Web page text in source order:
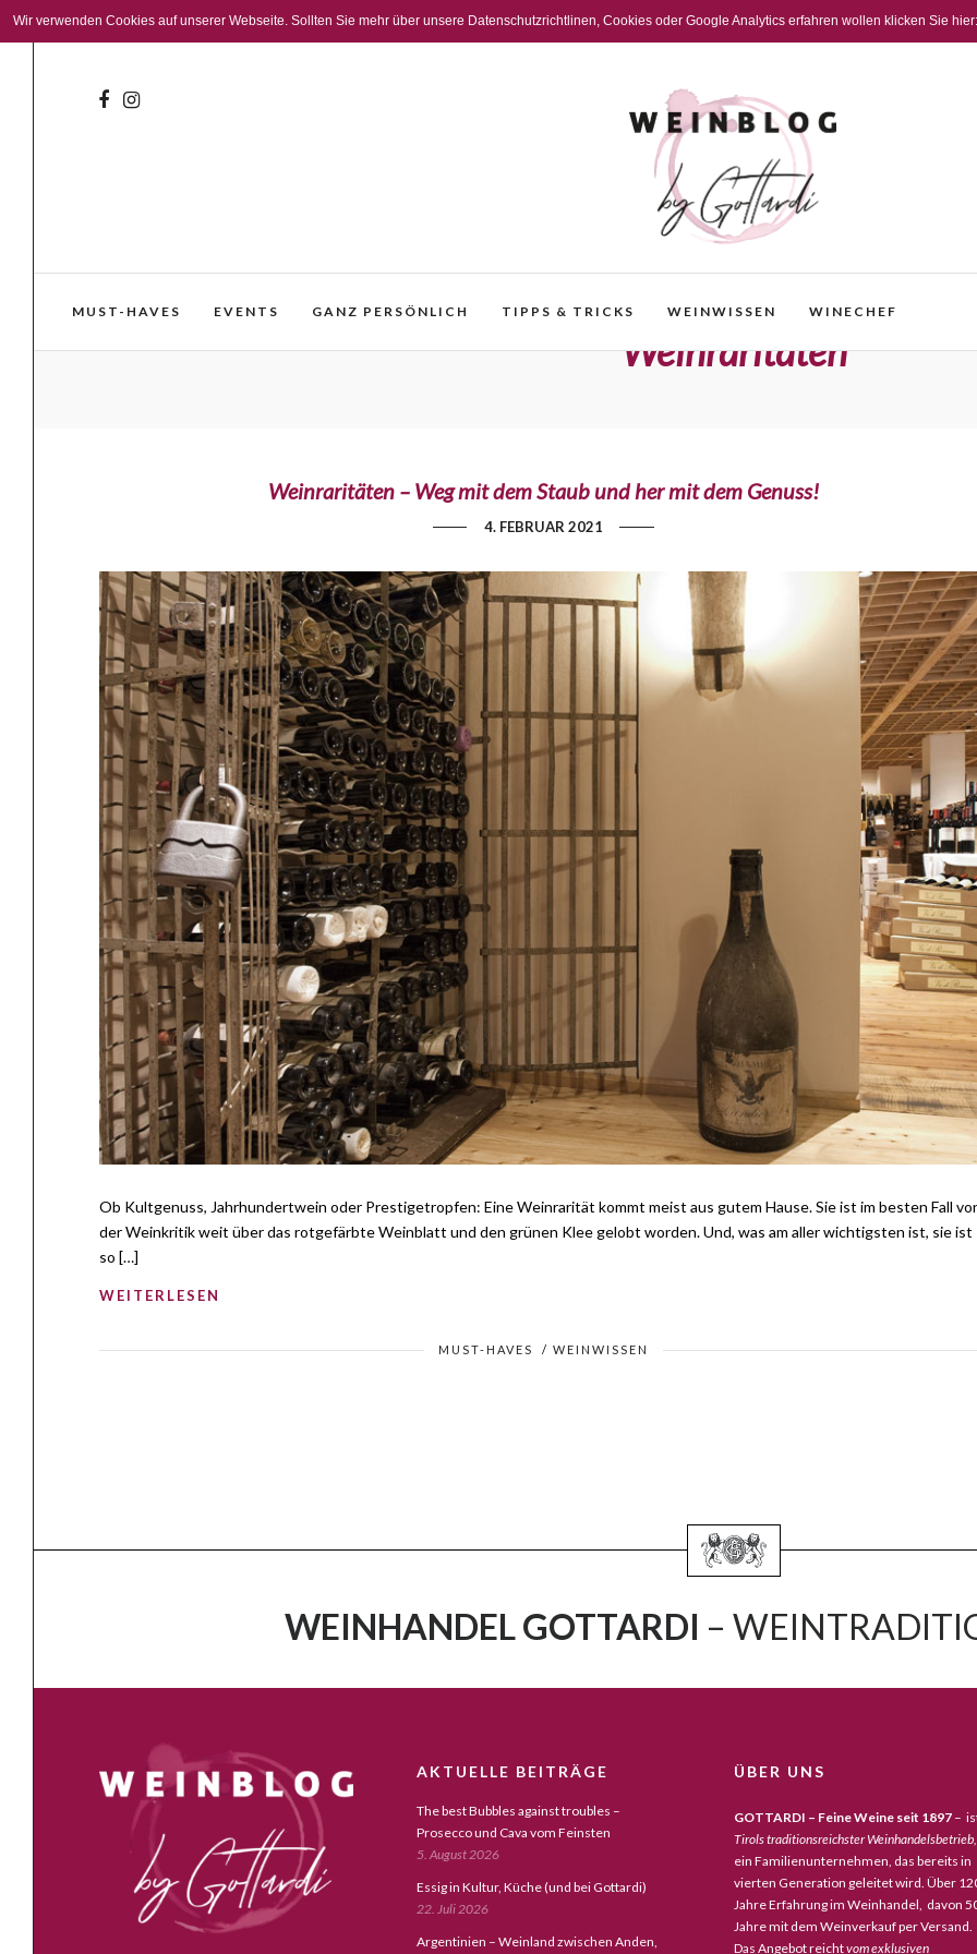
Wir verwenden Cookies auf unserer Webseite. Sollten Sie mehr über unsere Datenschutzrichtlinen, Cookies oder Google Analytics erfahren wollen klicken Sie
MUST-HAVES EVENTS GANZ PERSÖNLICH TIPPS & TRICKS WEINWISSEN WINECHEF
Weinraritäten
Weinraritäten – Weg mit dem Staub und her mit dem Genuss!
4. FEBRUAR 2021
Ob Kultgenuss, Jahrhundertwein oder Prestigetropfen: Eine Weinrarität kommt meist aus gutem Hause. Sie ist im besten Fall
der Weinkritik weit über das rotgefärbte Weinblatt und den grünen Klee gelobt worden. Und, was am aller wichtigsten ist, sie ist
so […]
WEITERLESEN
MUST-HAVES / WEINWISSEN
WEINHANDEL GOTTARDI –
AKTUELLE BEITRÄGE
The best Bubbles against troubles –
Prosecco und Cava vom Feinsten
5. August 2026
Essig in Kultur, Küche (und bei Gottardi)
22. Juli 2026
Argentinien – Weinland zwischen Anden,
ÜBER UNS
GOTTARDI – Feine Weine seit 1897–
Tirols traditionsreichster Weinhandelsbetrieb,
ein Familienunternehmen, das bereits in
vierten Generation geleitet wird. Über
Jahre Erfahrung im Weinhandel, davon
Jahre mit dem Weinverkauf per Versand.
Das Angebot reichtvom exklusiven